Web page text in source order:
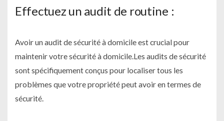
Effectuez un audit de routine :
Avoir un audit de sécurité à domicile est crucial pour
maintenir votre sécurité à domicile.Les audits de sécurité
sont spécifiquement conçus pour localiser tous les
problèmes que votre propriété peut avoir en termes de
sécurité.